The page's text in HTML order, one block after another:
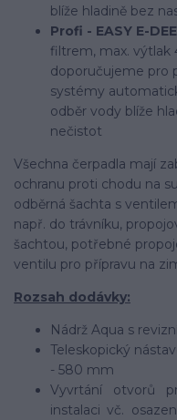
blíže hladině bez
Profi - EASY E-
filtrem, max. výtlak
doporučujeme pro
systémy
odběr vody blíže
nečistot
Všechna čerpadla mají
ochranu proti chodu na
odběrná šachta s
např. do trávníku,
šachtou, potřebné
ventilu pro přípravu na
Rozsah dodávky:
Nádrž Aqua s
Teleskopický
- 580 mm
Vyvrtání otvorů
instalaci vč.